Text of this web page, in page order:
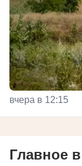
вчера в 12:15
Главное